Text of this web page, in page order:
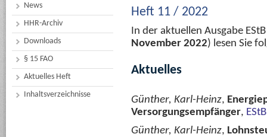
News
HHR-Archiv
Downloads
§ 15 FAO
Aktuelles Heft
Inhaltsverzeichnisse
Heft 11 / 2022
In der aktuellen Ausgabe
November 2022) lesen Sie
Aktuelles
Günther, Karl-Heinz,
Versorgungsempfänger,
Günther, Karl-Heinz,